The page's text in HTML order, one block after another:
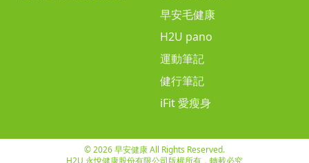
早安毛健康
H2U pano
運動筆記
健行筆記
iFit 愛瘦身
© 2026 早安健康 All Rights Reserved.
H2U 永悅健康股份有限公司版權所有，轉載必究